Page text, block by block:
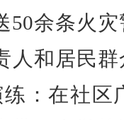
50余条火
人和居民
：在社区